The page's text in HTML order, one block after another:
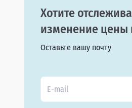
Хотите
изменение цены
Оставьте вашу почту